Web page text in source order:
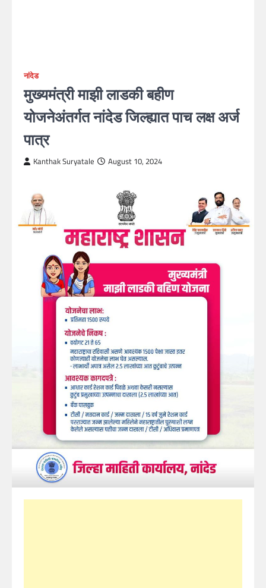
नांदेड
मुख्यमंत्री माझी लाडकी बहीण
योजनेअंतर्गत नांदेड जिल्ह्यात पाच लक्ष अर्ज
पात्र
Kanthak Suryatale August 10, 2024